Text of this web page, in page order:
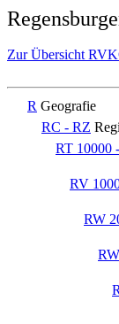
Zur Übersicht
R Geografie
RC - RZ
RT 10000
RV
RW